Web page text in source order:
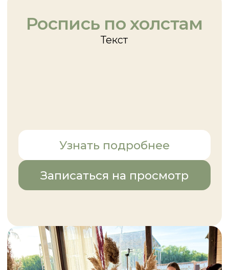
Атмосферные
кадры Пляжного
Посмотреть дома